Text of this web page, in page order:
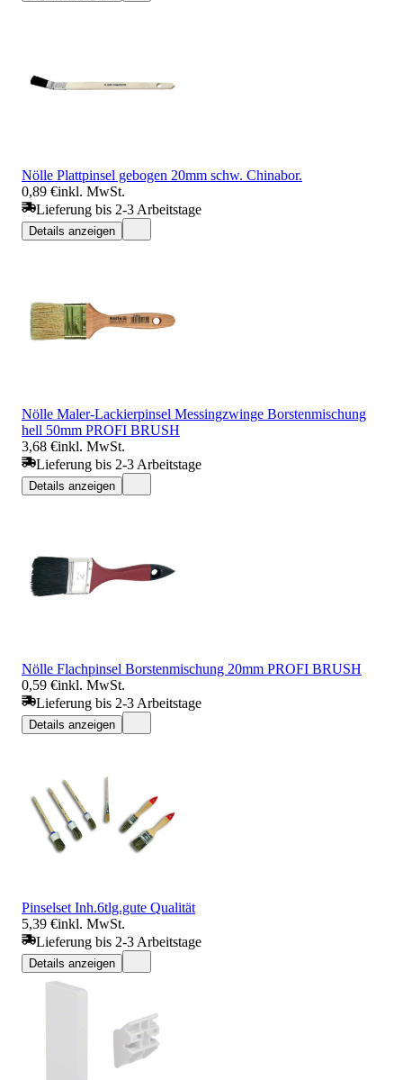
Nölle Plattpinsel gebogen 20mm schw. Chinabor.
0,89 €inkl. MwSt.
Lieferung bis 2-3 Arbeitstage
Details anzeigen
Nölle Maler-Lackierpinsel Messingzwinge Borstenmischung
hell 50mm PROFI BRUSH
3,68 €inkl. MwSt.
Lieferung bis 2-3 Arbeitstage
Details anzeigen
Nölle Flachpinsel Borstenmischung 20mm PROFI BRUSH
0,59 €inkl. MwSt.
Lieferung bis 2-3 Arbeitstage
Details anzeigen
Pinselset Inh.6tlg.gute Qualität
5,39 €inkl. MwSt.
Lieferung bis 2-3 Arbeitstage
Details anzeigen